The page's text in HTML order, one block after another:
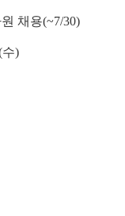
채용(~7/30)
수)